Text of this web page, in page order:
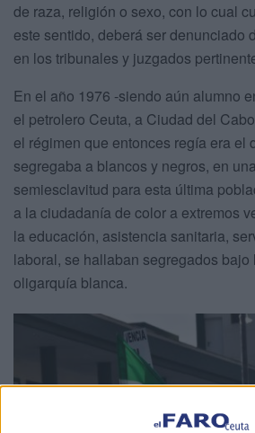
de raza, religión o sexo, con lo cual
este sentido, deberá ser denunciado
en los tribunales y juzgados
En el año 1976 -siendo aún alumno
el petrolero Ceuta, a Ciudad del
el régimen que entonces regía era el
segregaba a blancos y negros, en
semiesclavitud para esta última
a la ciudadanía de color a extremos
la educación, asistencia sanitaria,
laboral, se hallaban segregados
oligarquía blanca.